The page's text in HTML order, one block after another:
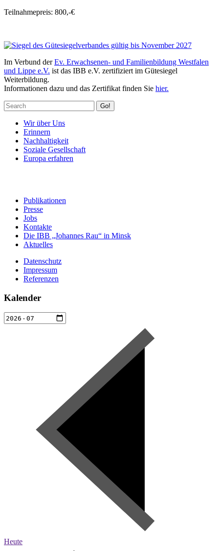
Teilnahmepreis: 800,-€
Im Verbund derEv. Erwachsenen- und Familienbildung Westfalen
und Lippe e.V. ist das IBB e.V. zertifiziert im Gütesiegel
Weiterbildung.
Informationen dazu und das Zertifikat finden Sie hier.
Go!
Wir über Uns
Erinnern
Nachhaltigkeit
Soziale Gesellschaft
Europa erfahren
Publikationen
Presse
Jobs
Kontakte
Die IBB „Johannes Rau“ in Minsk
Aktuelles
Datenschutz
Impressum
Referenzen
Kalender
Heute